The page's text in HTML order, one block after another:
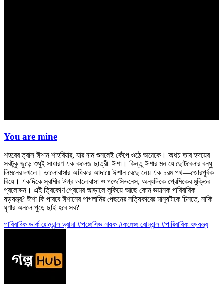
You are mine
শহরের ত্রাস ঈশান শাহরিয়ার, যার নাম শুনলেই কেঁপে ওঠে অনেকে। অথচ তার হৃদয়ের
সবটুকু জুড়ে শুধুই সাধারণ এক কলেজ ছাত্রী, ঈশা। কিন্তু ঈশার মন যে ছোটবেলার বন্ধু
লিমনের দখলে। ভালোবাসার অধিকার আদায়ে ঈশান বেছে নেয় এক চরম পথ—জোরপূর্বক
বিয়ে। একদিকে স্বামীর উগ্র ভালোবাসা ও পজেসিভনেস, অন্যদিকে প্রেমিকের মুক্তির
প্রলোভন। এই ত্রিকোণ প্রেমের আড়ালে লুকিয়ে আছে কোন ভয়ানক পারিবারিক
ষড়যন্ত্র? ঈশা কি পারবে ঈশানের পাগলামির পেছনের সত্যিকারের মানুষটাকে চিনতে, নাকি
ঘৃণার অনলে পুড়ে ছাই হবে সব?
পারিবারিক ডার্ক রোম্যান্সড্রামা #পজেসিভ নায়ক #কলেজ রোম্যান্স#পারিবারিক ষড়যন্ত্র